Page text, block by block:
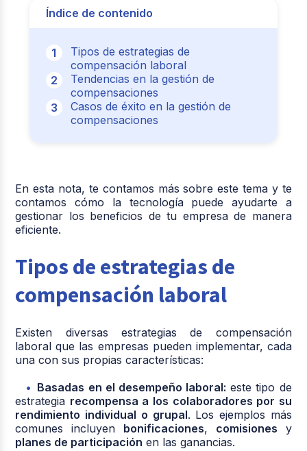
Índice de contenido
Tipos de estrategias de
compensación laboral
Tendencias en la gestión de
compensaciones
Casos de éxito en la gestión de
compensaciones
En esta nota, te contamos más sobre este tema y te
contamos cómo la tecnología puede ayudarte a
gestionar los beneficios de tu empresa de manera
eficiente.
Tipos de estrategias de
compensación laboral
Existen diversas estrategias de compensación
laboral que las empresas pueden implementar, cada
una con sus propias características:
Basadas en el desempeño laboral: este tipo de
estrategia recompensa a los colaboradores por su
rendimiento individual o grupal. Los ejemplos más
comunes incluyen bonificaciones, comisiones y
planes de participación en las ganancias.